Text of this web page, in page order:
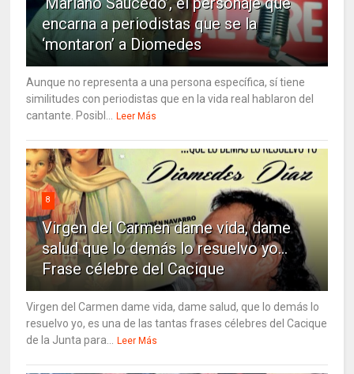
encarna a periodistas que se la
‘montaron’ a Diomedes
Aunque no representa a una persona específica, sí tiene
similitudes con periodistas que en la vida real hablaron del
cantante. Posibl... Leer Más
8
Virgen del Carmen dame vida, dame
salud que lo demás lo resuelvo yo…
Frase célebre del Cacique
Virgen del Carmen dame vida, dame salud, que lo demás lo
resuelvo yo, es una de las tantas frases célebres del Cacique
de la Junta para... Leer Más